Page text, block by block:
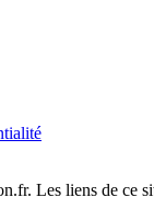
Les liens de ce